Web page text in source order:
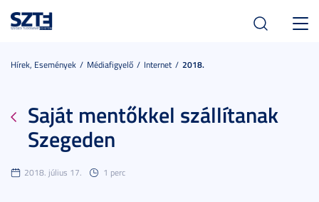
Hírek, Események Médiafigyelő Internet 2018.
Saját mentőkkel szállítanak
Szegeden
2018. július 17. 1 perc